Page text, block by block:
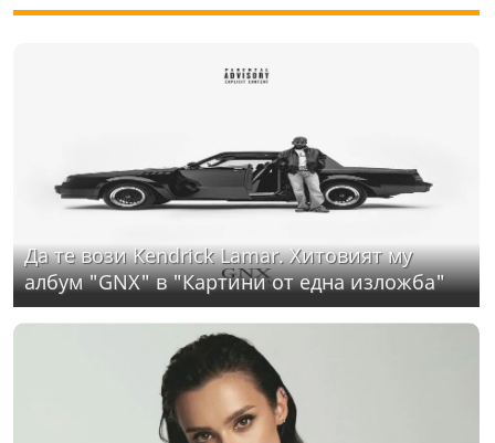
Да те вози Kendrick Lamar. Хитовият му
албум "GNX" в "Картини от една изложба"